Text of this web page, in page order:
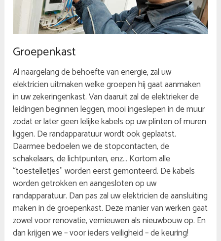
Groepenkast
Al naargelang de behoefte van energie, zal uw
elektricien uitmaken welke groepen hij gaat aanmaken
in uw zekeringenkast. Van daaruit zal de elektrieker de
leidingen beginnen leggen, mooi ingeslepen in de muur
zodat er later geen lelijke kabels op uw plinten of muren
liggen. De randapparatuur wordt ook geplaatst.
Daarmee bedoelen we de stopcontacten, de
schakelaars, de lichtpunten, enz… Kortom alle
“toestelletjes” worden eerst gemonteerd. De kabels
worden getrokken en aangesloten op uw
randapparatuur. Dan pas zal uw elektricien de aansluiting
maken in de groepenkast. Deze manier van werken gaat
zowel voor renovatie, vernieuwen als nieuwbouw op. En
dan krijgen we – voor ieders veiligheid – de keuring!